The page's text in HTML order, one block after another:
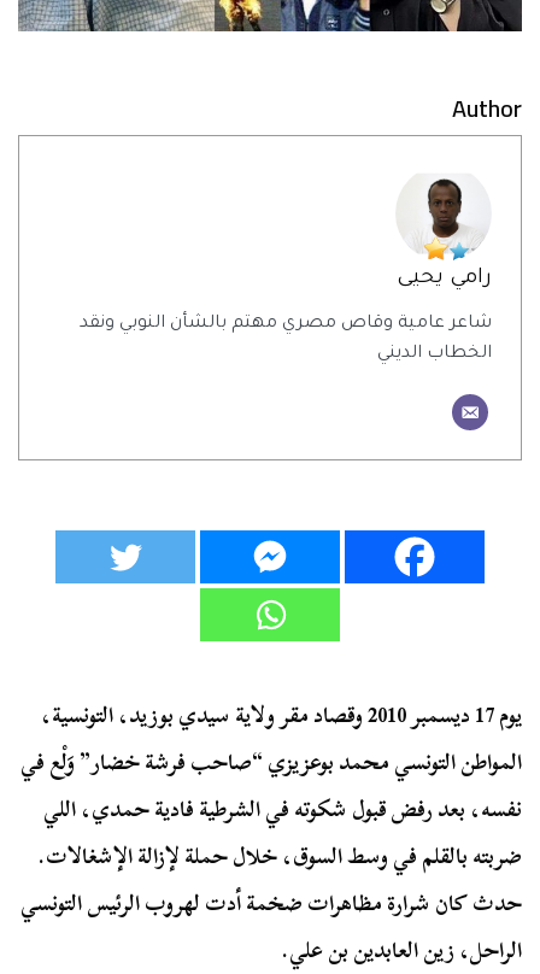
Author
رامي يحيى
شاعر عامية وقاص مصري مهتم بالشأن النوبي ونقد
الخطاب الديني
يوم 17 ديسمبر 2010 وقصاد مقر ولاية سيدي بوزيد، التونسية،
المواطن التونسي محمد بوعزيزي “صاحب فرشة خضار” وَلْع في
نفسه، بعد رفض قبول شكوته في الشرطية فادية حمدي، اللي
ضربته بالقلم في وسط السوق، خلال حملة لإزالة الإشغالات.
حدث كان شرارة مظاهرات ضخمة أدت لهروب الرئيس التونسي
الراحل، زين العابدين بن علي.